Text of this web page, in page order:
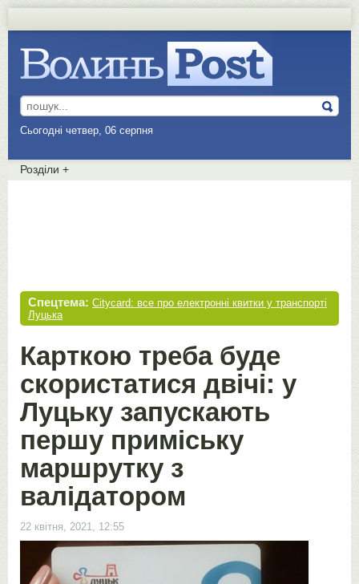
Сьогодні четвер, 06 серпня
Розділи +
Спецтема: Citycard: все про електронні квитки у транспорті
Луцька
Карткою треба буде
скористатися двічі: у
Луцьку запускають
першу приміську
маршрутку з
валідатором
22 квітня, 2021, 12:55